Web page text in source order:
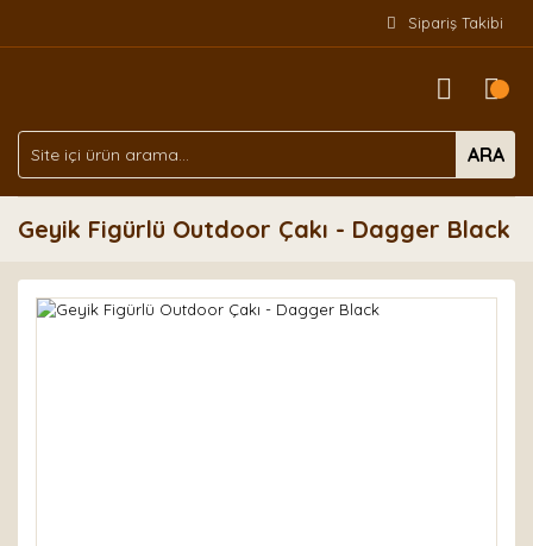
Sipariş Takibi
ARA
Geyik Figürlü Outdoor Çakı - Dagger Black